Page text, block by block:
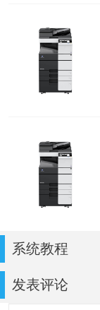
系统教程
发表评论